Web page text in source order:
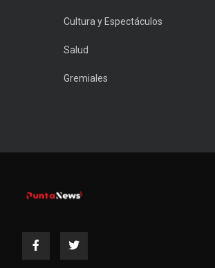
Cultura y Espectáculos
Salud
Gremiales